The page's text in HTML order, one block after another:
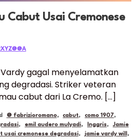
Cabut Usai Cremonese
gagal menyelamatkan
degradasi. Striker veteran
cabut dari La Cremo. […]
@ fabrizioromano, cabut, como 1907,
, emil audero mulyadi, Inggris,
Jamie
usai cremonese degradasi, jamie vardy will
,